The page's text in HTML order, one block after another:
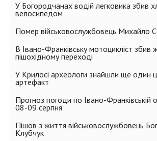
У Богородчанах водій легковика збив
велосипедом
Помер військовослужбовець Михайло
В Івано-Франківську мотоцикліст збив
пішохідному переході
У Крилосі археологи знайшли ще один
артефакт
Прогноз погоди по Івано-Франківській
08-09 серпня
Пішов з життя військовослужбовець
Клубчук